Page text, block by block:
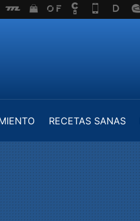
RECETAS SANAS